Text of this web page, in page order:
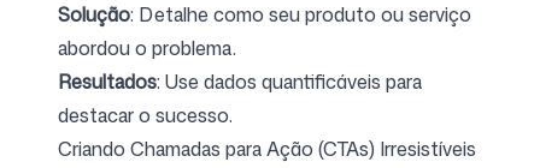
Solução: Detalhe como seu produto ou serviço
abordou o problema.
Resultados: Use dados quantificáveis para
destacar o sucesso.
Criando Chamadas para Ação (CTAs) Irresistíveis